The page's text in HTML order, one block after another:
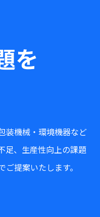
を
装機械・環境機器など
足、生産性向上の課題
提案いたします。